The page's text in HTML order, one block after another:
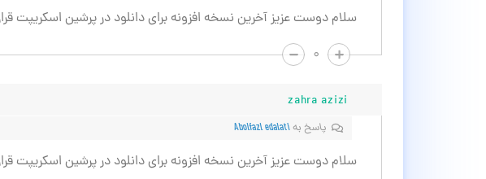
سلام دوست عزیز آخرین نسخه افزونه برای دانلود در پرشین اسکریپت
۰
zahra azizi
پاسخ بهAbolfazl edalati
سلام دوست عزیز آخرین نسخه افزونه برای دانلود در پرشین اسکریپت